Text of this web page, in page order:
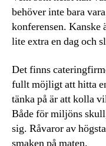
behöver inte bara
konferensen. Kanske
lite extra en dag och
Det finns
fullt möjligt att hitta
tänka på är att kolla
Både för miljöns
sig. Råvaror av
smaken på maten.